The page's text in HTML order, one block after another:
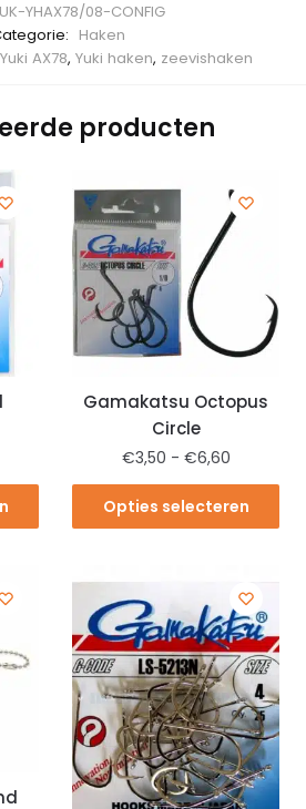
YHAX78/08-CONFIG
Haken
Yuki AX78, Yuki haken, zeevishaken
producten
Gamakatsu Octopus
Circle
€3,50 - €6,60
Opties selecteren